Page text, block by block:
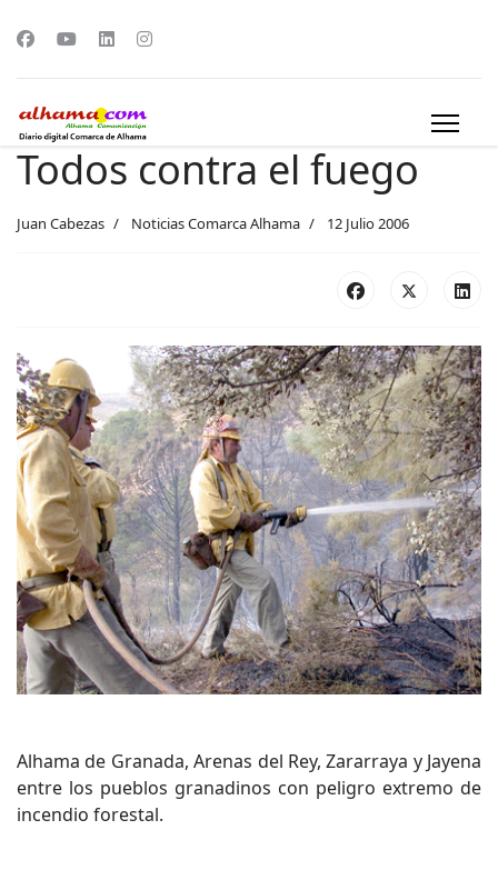
Todos contra el fuego
Juan Cabezas Noticias Comarca Alhama 12 Julio 2006
Alhama de Granada, Arenas del Rey, Zararraya y Jayena
entre los pueblos granadinos con peligro extremo de
incendio forestal.